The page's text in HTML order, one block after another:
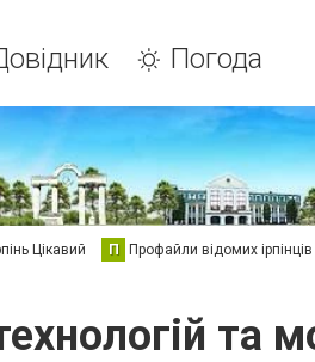
Погода
Цікавий П Профайли відомих ірпінців
та